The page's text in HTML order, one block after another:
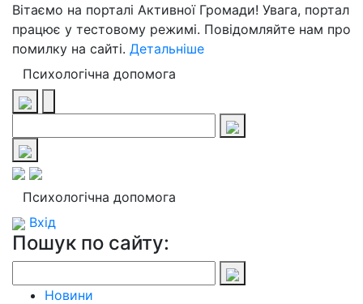
Вітаємо на порталі Активної Громади! Увага, портал
працює у тестовому режимі. Повідомляйте нам про
помилку на сайті. Детальніше
Психологічна допомога
Психологічна допомога
Вхід
Пошук по сайту:
Новини